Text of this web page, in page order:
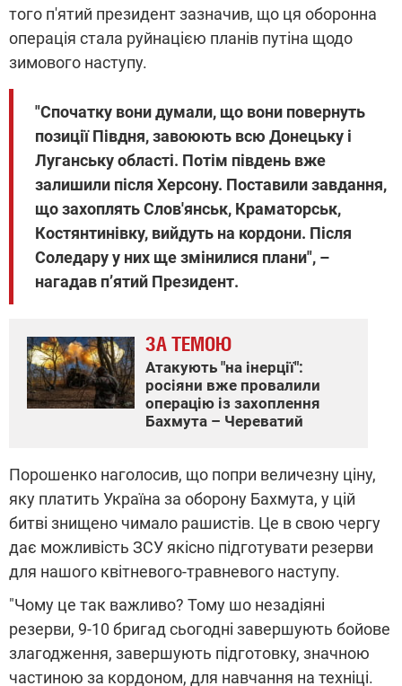
того п'ятий президент зазначив, що ця оборонна
операція стала руйнацією планів путіна щодо
зимового наступу.
"Спочатку вони думали, що вони повернуть
позиції Півдня, завоюють всю Донецьку і
Луганську області. Потім південь вже
залишили після Херсону. Поставили завдання,
що захоплять Слов'янськ, Краматорськ,
Костянтинівку, вийдуть на кордони. Після
Соледару у них ще змінилися плани", –
нагадав п’ятий Президент.
ЗА ТЕМОЮ
Атакують "на інерції":
росіяни вже провалили
операцію із захоплення
Бахмута – Череватий
Порошенко наголосив, що попри величезну ціну,
яку платить Україна за оборону Бахмута, у цій
битві знищено чимало рашистів. Це в свою чергу
дає можливість ЗСУ якісно підготувати резерви
для нашого квітневого-травневого наступу.
"Чому це так важливо? Тому шо незадіяні
резерви, 9-10 бригад сьогодні завершують бойове
злагодження, завершують підготовку, значною
частиною за кордоном, для навчання на техніці.